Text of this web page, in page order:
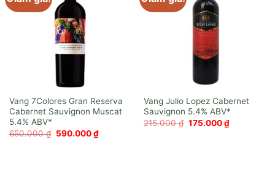
Vang 7Colores Gran Reserva
Cabernet Sauvignon Muscat
650.000₫ Giá
gốc
590.000₫Giá
hiện
Vang Julio Lopez Cabernet
Sauvignon
215.000₫ Giá
gốc
175.000₫Giá
hiện